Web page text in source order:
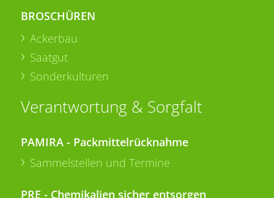
BROSCHÜREN
Ackerbau
Saatgut
Sonderkulturen
Verantwortung & Sorgfalt
PAMIRA - Packmittelrücknahme
Sammelstellen und Termine
PRE - Chemikalien sicher entsorgen